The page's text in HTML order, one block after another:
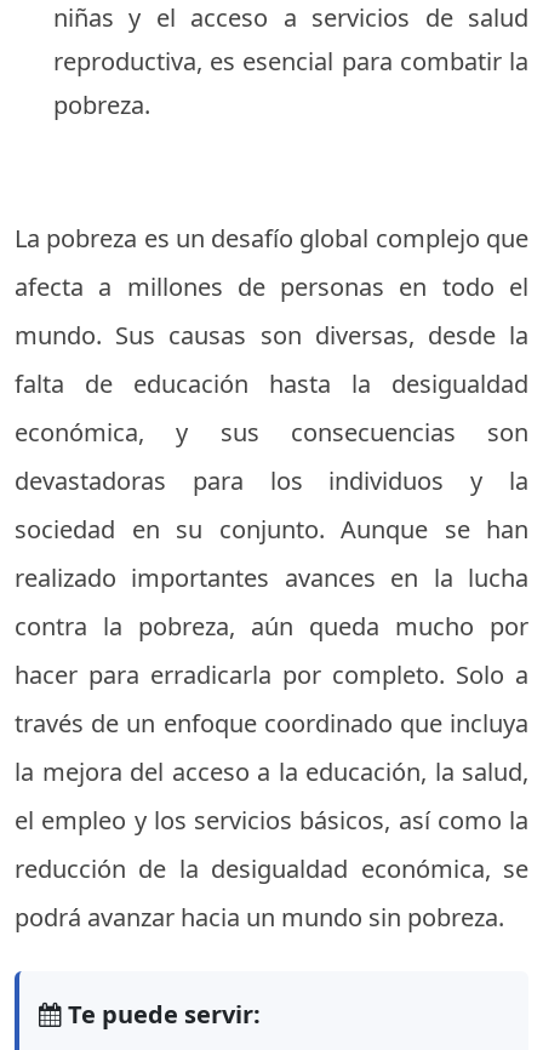
niñas y el acceso a servicios de salud
reproductiva, es esencial para combatir la
pobreza.
La pobreza es un desafío global complejo que
afecta a millones de personas en todo el
mundo. Sus causas son diversas, desde la
falta de educación hasta la desigualdad
económica, y sus consecuencias son
devastadoras para los individuos y la
sociedad en su conjunto. Aunque se han
realizado importantes avances en la lucha
contra la pobreza, aún queda mucho por
hacer para erradicarla por completo. Solo a
través de un enfoque coordinado que incluya
la mejora del acceso a la educación, la salud,
el empleo y los servicios básicos, así como la
reducción de la desigualdad económica, se
podrá avanzar hacia un mundo sin pobreza.
Te puede servir: